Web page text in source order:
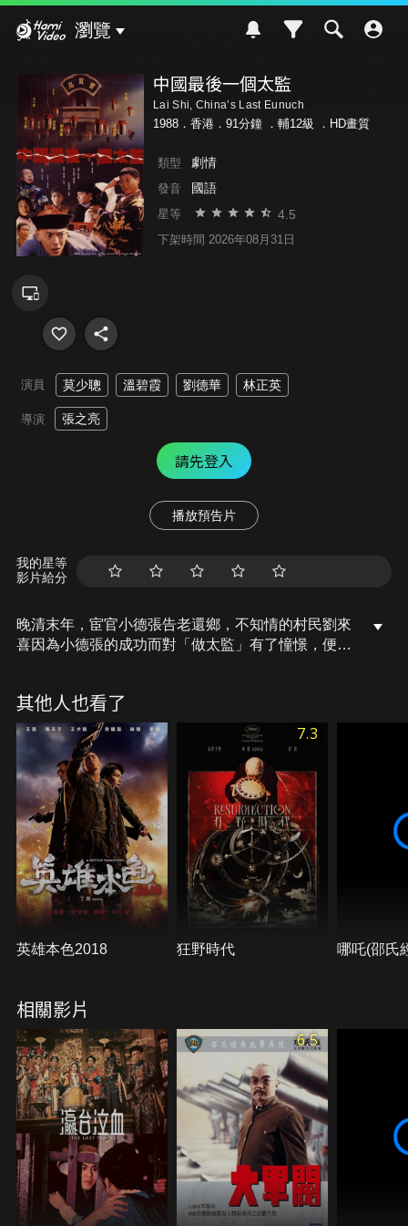
瀏覽
中國最後一個太監
Lai Shi, China’s Last Eunuch
1988．香港．91分鐘 ． 輔12級 ．HD畫質
類型 劇情
發音 國語
星等 4.5
下架時間 2026年08月31日
演員 莫少聰 溫碧霞 劉德華 林正英
導演 張之亮
請先登入
播放預告片
我的星等
影片給分
晚清末年，宦官小德張告老還鄉，不知情的村民劉來
喜因為小德張的成功而對「做太監」有了憧憬，便要
來喜偶遇招弟，有意過正常的家庭生活，但身份揭露
後未能如願。戲班班主同情劉來喜身世，設法安排他
入宮做中國最後一個太監。1924年，宣統帝被逐出紫
禁城，劉來喜亦開始他的漂泊生涯……。
其他人也看了
英雄本色2018
7.3
狂野時代 哪吒(邵氏
相關影片
6.5